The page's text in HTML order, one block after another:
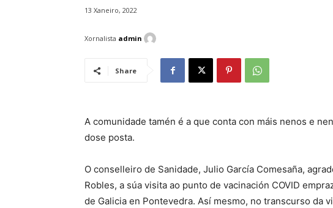
13 Xaneiro, 2022
Xornalista admin
Share
A comunidade tamén é a que conta con máis nenos e
dose posta.
O conselleiro de Sanidade, Julio García Comesaña,
Robles, a súa visita ao punto de vacinación COVID
de Galicia en Pontevedra. Así mesmo, no transcurso da